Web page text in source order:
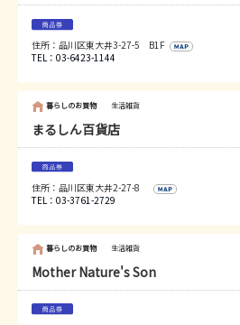
住所：品川区東大井3-27-5 B1F
TEL：03-6423-1144
暮らしのお買物生活雑貨
まるしん百貨店
住所：品川区東大井2-27-8
TEL：03-3761-2729
暮らしのお買物生活雑貨
Mother Nature's Son